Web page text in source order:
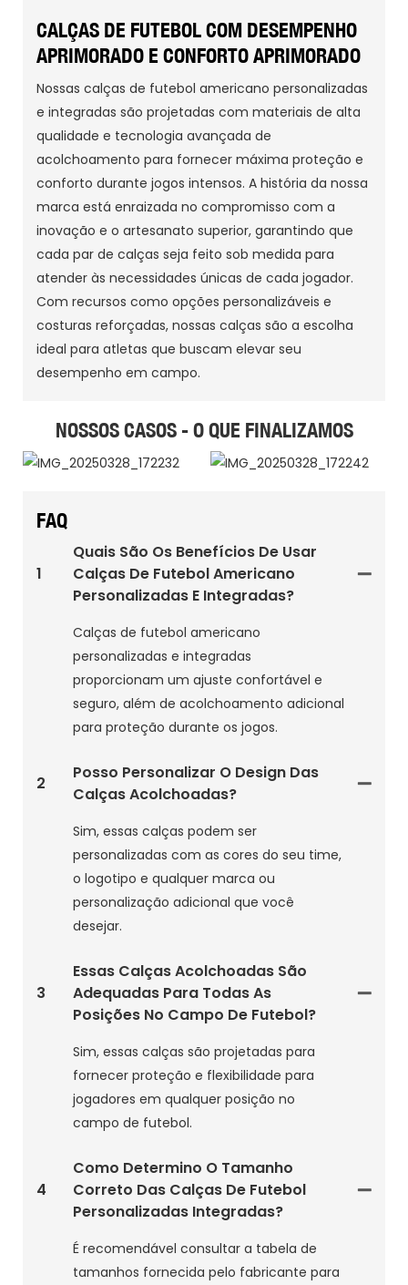
CALÇAS DE FUTEBOL COM DESEMPENHO
APRIMORADO E CONFORTO APRIMORADO
Nossas calças de futebol americano personalizadas
e integradas são projetadas com materiais de alta
qualidade e tecnologia avançada de
acolchoamento para fornecer máxima proteção e
conforto durante jogos intensos. A história da nossa
marca está enraizada no compromisso com a
inovação e o artesanato superior, garantindo que
cada par de calças seja feito sob medida para
atender às necessidades únicas de cada jogador.
Com recursos como opções personalizáveis e
costuras reforçadas, nossas calças são a escolha
ideal para atletas que buscam elevar seu
desempenho em campo.
NOSSOS CASOS - O QUE FINALIZAMOS
FAQ
1
Quais São Os Benefícios De Usar
Calças De Futebol Americano
Personalizadas E Integradas?
Calças de futebol americano
personalizadas e integradas
proporcionam um ajuste confortável e
seguro, além de acolchoamento adicional
para proteção durante os jogos.
2
Posso Personalizar O Design Das
Calças Acolchoadas?
Sim, essas calças podem ser
personalizadas com as cores do seu time,
o logotipo e qualquer marca ou
personalização adicional que você
desejar.
3
Essas Calças Acolchoadas São
Adequadas Para Todas As
Posições No Campo De Futebol?
Sim, essas calças são projetadas para
fornecer proteção e flexibilidade para
jogadores em qualquer posição no
campo de futebol.
4
Como Determino O Tamanho
Correto Das Calças De Futebol
Personalizadas Integradas?
É recomendável consultar a tabela de
tamanhos fornecida pelo fabricante para